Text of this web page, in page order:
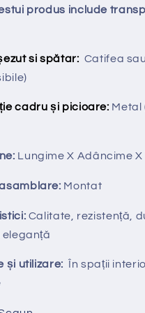
produs include
si spătar: Catifea
cadru și picioare: Metal
Lungime X Adâncime X
Montat
Calitate, rezistență,
și utilizare: În spații